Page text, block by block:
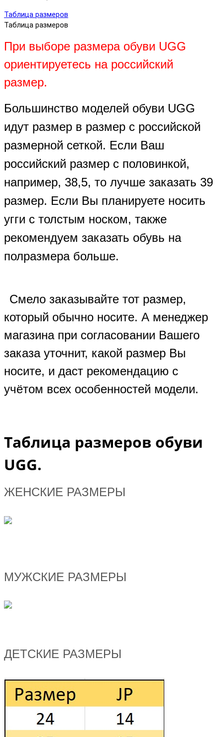
Таблица размеров
Таблица размеров
При выборе размера обуви UGG
ориентируетесь на российский
размер.
Большинство моделей обуви UGG
идут размер в размер с российской
размерной сеткой. Если Ваш
российский размер с половинкой,
например, 38,5, то лучше заказать 39
размер. Если Вы планируете носить
угги с толстым носком, также
рекомендуем заказать обувь на
полразмера больше.
Смело заказывайте тот размер,
который обычно носите. А менеджер
магазина при согласовании Вашего
заказа уточнит, какой размер Вы
носите, и даст рекомендацию с
учётом всех особенностей модели.
Таблица размеров обуви
UGG.
ЖЕНСКИЕ РАЗМЕРЫ
МУЖСКИЕ РАЗМЕРЫ
ДЕТСКИЕ РАЗМЕРЫ